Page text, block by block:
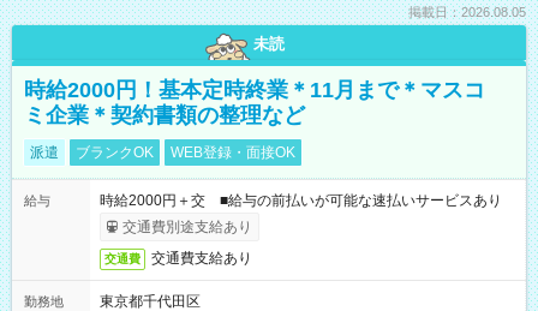
掲載日：2026.08.05
未読
時給2000円！基本定時終業＊11月まで＊マスコ
ミ企業＊契約書類の整理など
派遣 ブランクOK WEB登録・面接OK
給与
時給2000円＋交 ■給与の前払いが可能な速払いサービスあり
交通費別途支給あり
交通費 交通費支給あり
勤務地
東京都千代田区